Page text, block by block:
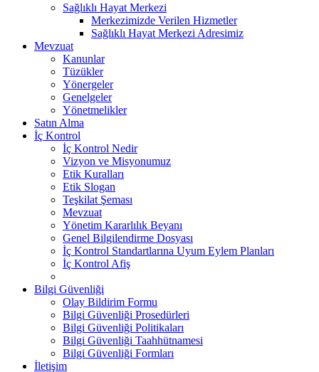
Sağlıklı Hayat Merkezi
Merkezimizde Verilen Hizmetler
Sağlıklı Hayat Merkezi Adresimiz
Mevzuat
Kanunlar
Tüzükler
Yönergeler
Genelgeler
Yönetmelikler
Satın Alma
İç Kontrol
İç Kontrol Nedir
Vizyon ve Misyonumuz
Etik Kuralları
Etik Slogan
Teşkilat Şeması
Mevzuat
Yönetim Kararlılık Beyanı
Genel Bilgilendirme Dosyası
İç Kontrol Standartlarına Uyum Eylem Planları
İç Kontrol Afiş
Bilgi Güvenliği
Olay Bildirim Formu
Bilgi Güvenliği Prosedürleri
Bilgi Güvenliği Politikaları
Bilgi Güvenliği Taahhütnamesi
Bilgi Güvenliği Formları
İletişim